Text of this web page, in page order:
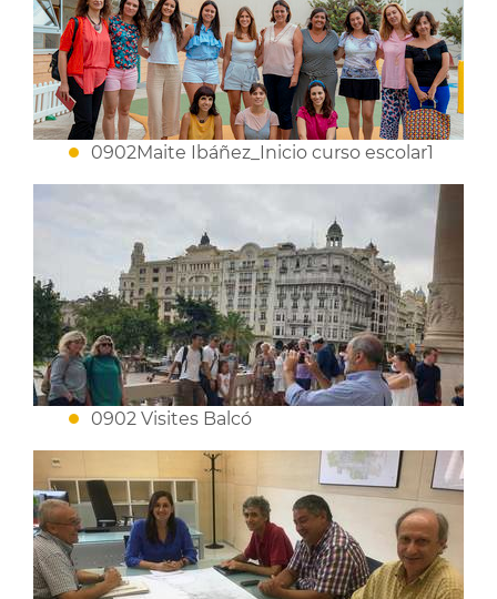
0902Maite Ibáñez_Inicio curso escolar1
0902 Visites Balcó